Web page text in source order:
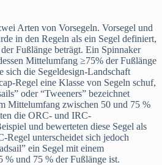
Arten von Vorsegeln. Vorsegel und
in den Regeln als ein Segel definiert,
Fußlänge beträgt. Ein Spinnaker
Mittelumfang ≥75% der Fußlänge
sich die Segeldesign-Landschaft
Regel eine Klasse von Segeln schuf,
oder “Tweeners” bezeichnet
Mittelumfang zwischen 50 und 75 %
die ORC- und IRC-
und bewerteten diese Segel als
Regel unterscheidet sich jedoch
ein Segel mit einem
und 75 % der Fußlänge ist.